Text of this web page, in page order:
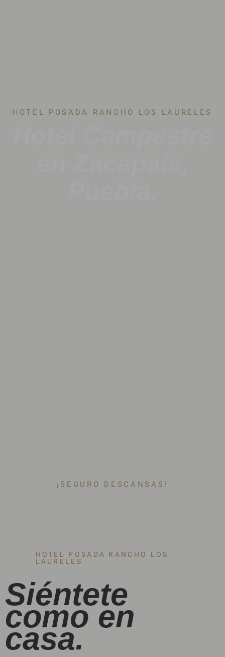
HOTEL POSADA RANCHO LOS LAURELES
¡SEGURO DESCANSAS!
HOTEL POSADA RANCHO LOS
LAURELES
Siéntete
como en
casa.